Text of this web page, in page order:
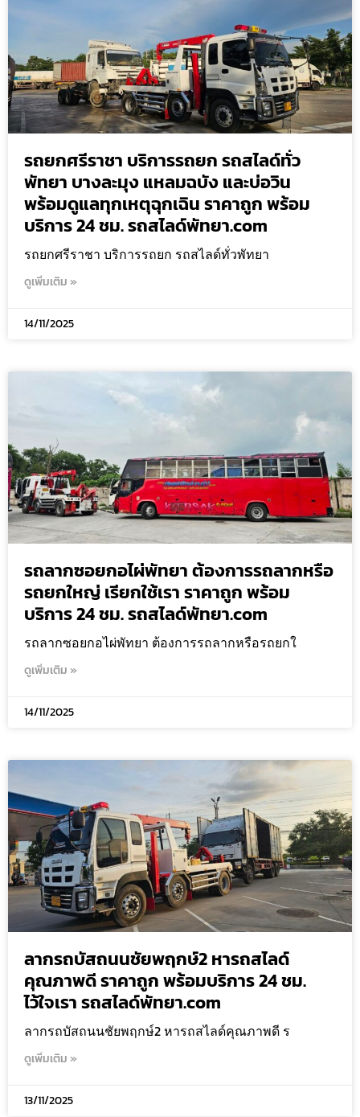
รถยกศรีราชา บริการรถยก รถสไลด์ทั่ว
พัทยา บางละมุง แหลมฉบัง และบ่อวิน
พร้อมดูแลทุกเหตุฉุกเฉิน ราคาถูก พร้อม
บริการ 24 ชม. รถสไลด์พัทยา.com
รถยกศรีราชา บริการรถยก รถสไลด์ทั่วพัทยา
ดูเพิ่มเติม »
14/11/2025
รถลากซอยกอไผ่พัทยา ต้องการรถลากหรือ
รถยกใหญ่ เรียกใช้เรา ราคาถูก พร้อม
บริการ 24 ชม. รถสไลด์พัทยา.com
รถลากซอยกอไผ่พัทยา ต้องการรถลากหรือรถยกใ
ดูเพิ่มเติม »
14/11/2025
ลากรถบัสถนนชัยพฤกษ์2 หารถสไลด์
คุณภาพดี ราคาถูก พร้อมบริการ 24 ชม.
ไว้ใจเรา รถสไลด์พัทยา.com
ลากรถบัสถนนชัยพฤกษ์2 หารถสไลด์คุณภาพดี ร
ดูเพิ่มเติม »
13/11/2025